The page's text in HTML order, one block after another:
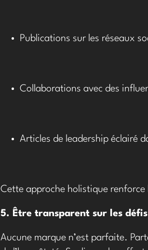
Publications sur les réseaux
Collaborations avec des
Articles de leadership éclairé
Cette approche holistique
5. Être transparent sur les défis
Aucune marque n’est parfaite.